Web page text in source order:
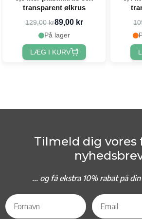
transparent ølkrus
129,00 kr89,00 kr
På lager
LÆG I KURV
Tilmeld dig vores
... og få ekstra 10% rabat på